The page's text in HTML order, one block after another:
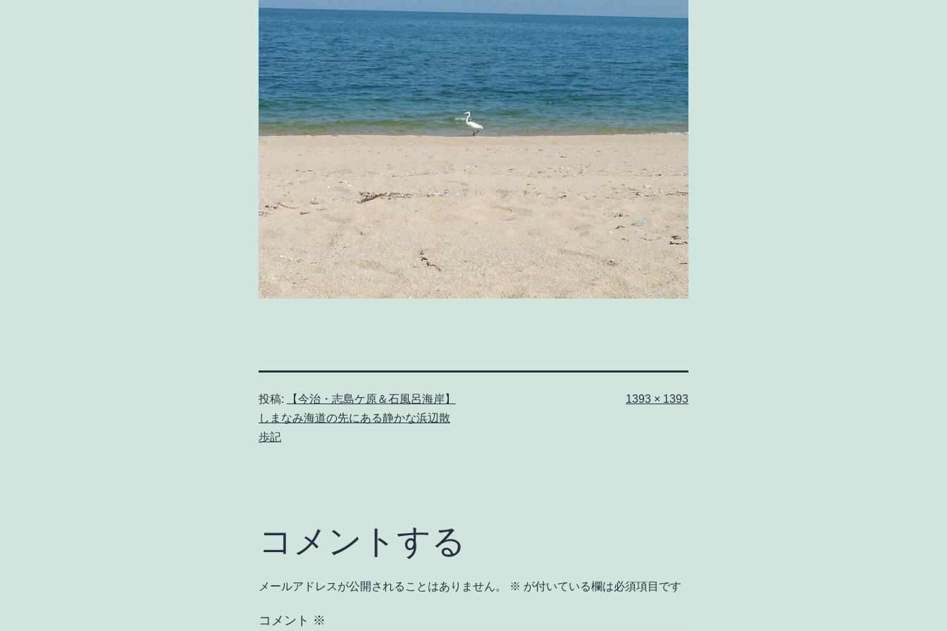
投稿:
【今治・志島ケ原＆石風呂海岸】
しまなみ海道の先にある静かな浜辺散
歩記
フ
1393 × 1393
コメントする
メールアドレスが公開されることはありません。 ※ が付いている欄は必須項目です
コメント ※